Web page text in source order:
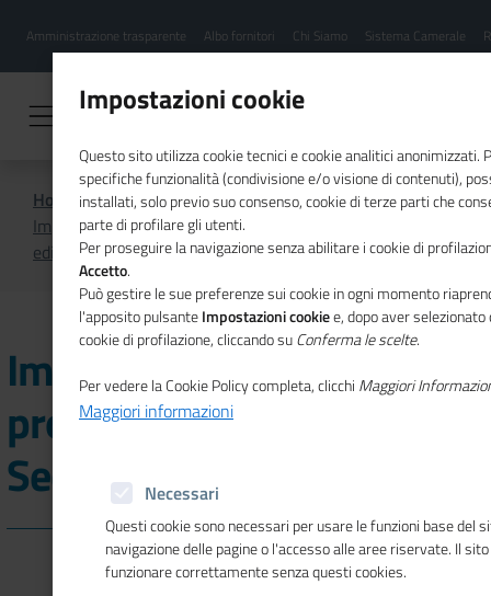
contenuto
Menu
hamburgher
Amministrazione trasparente Albo fornitori Chi Siamo Sistema Camerale
Home
Promozione e assistenza alle imprese
Imprenditoria di migranti: progetto Futurae – Seconda
edizione
Imprenditoria di migranti:
progetto Futurae –
Seconda edizione
Impostazioni cookie
Questo sito utilizza cookie tecnici e cookie analitici anonimizzati.
specifiche funzionalità (condivisione e/o visione di contenuti),
installati, solo previo suo consenso, cookie di terze parti che
parte di profilare gli utenti.
Per proseguire la navigazione senza abilitare i cookie di
Accetto.
Può gestire le sue preferenze sui cookie in ogni momento
l'apposito pulsanteImpostazioni cookiee, dopo aver
cookie di profilazione, cliccando suConferma le scelte.
Per vedere la Cookie Policy completa, clicchi Maggiori
Maggiori informazioni
Necessari
Questi cookie sono necessari per usare le funzioni base del
navigazione delle pagine o l'accesso alle aree riservate. Il
funzionare correttamente senza questi cookies.